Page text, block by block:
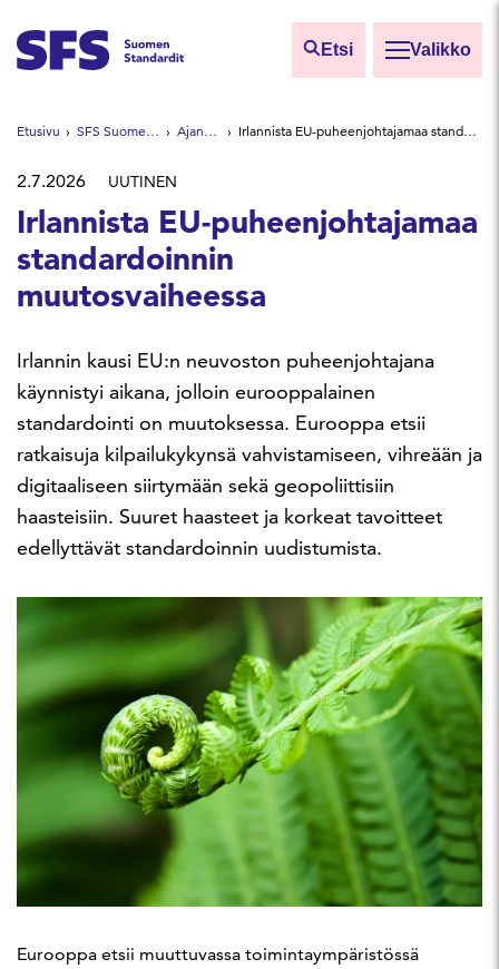
Etsi Valikko
Etsi sivuilta
Hae hakutermillä
Etusivu SFS Suomen Standardit Ajankohtaista Irlannista EU-puheenjohtajamaa standardoinnin muutosvaiheessa
2.7.2026 UUTINEN
Irlannista EU-puheenjohtajamaa
standardoinnin
muutosvaiheessa
Irlannin kausi EU:n neuvoston puheenjohtajana
käynnistyi aikana, jolloin eurooppalainen
standardointi on muutoksessa. Eurooppa etsii
ratkaisuja kilpailukykynsä vahvistamiseen, vihreään ja
digitaaliseen siirtymään sekä geopoliittisiin
haasteisiin. Suuret haasteet ja korkeat tavoitteet
edellyttävät standardoinnin uudistumista.
Eurooppa etsii muuttuvassa toimintaympäristössä